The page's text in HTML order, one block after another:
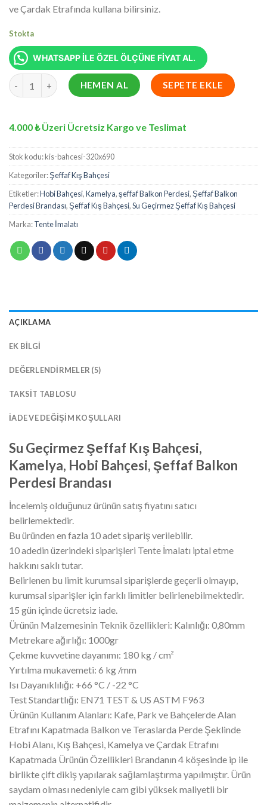
ve Çardak Etrafında kullana bilirsiniz.
Stokta
WHATSAPP İLE ÖZEL ÖLÇÜNE FİYAT AL.
320 x 690 cm Su Geçirmez Şeffaf Kış Bahçesi, Kamelya, Hobi
HEMEN AL SEPETE EKLE
4.000 ₺ Üzeri Ücretsiz Kargo ve Teslimat
Stok kodu:kis-bahcesi-320x690
Kategoriler:Şeffaf Kış Bahçesi
Etiketler:Hobi Bahçesi,Kamelya,şeffaf Balkon Perdesi,Şeffaf Balkon
Perdesi Brandası,Şeffaf Kış Bahçesi,Su Geçirmez Şeffaf Kış Bahçesi
Marka:Tente İmalatı
AÇIKLAMA
EK BILGI
DEĞERLENDIRMELER (5)
TAKSIT TABLOSU
İADE VE DEĞIŞIM KOŞULLARI
Su Geçirmez Şeffaf Kış Bahçesi,
Kamelya, Hobi Bahçesi, Şeffaf Balkon
Perdesi Brandası
İncelemiş olduğunuz ürünün satış fiyatını satıcı
belirlemektedir.
Bu üründen en fazla 10 adet sipariş verilebilir.
10 adedin üzerindeki siparişleri Tente İmalatı iptal etme
hakkını saklı tutar.
Belirlenen bu limit kurumsal siparişlerde geçerli olmayıp,
kurumsal siparişler için farklı limitler belirlenebilmektedir.
15 gün içinde ücretsiz iade.
Ürünün Malzemesinin Teknik özellikleri: Kalınlığı: 0,80mm
Metrekare ağırlığı: 1000gr
Çekme kuvvetine dayanımı: 180 kg / cm²
Yırtılma mukavemeti: 6 kg /mm
Isı Dayanıklılığı: +66 °C / -22 °C
Test Standartlığı: EN71 TEST & US ASTM F963
Ürünün Kullanım Alanları: Kafe, Park ve Bahçelerde Alan
Etrafını Kapatmada Balkon ve Teraslarda Perde Şeklinde
Hobi Alanı, Kış Bahçesi, Kamelya ve Çardak Etrafını
Kapatmada Ürünün Özellikleri Brandanın 4 köşesinde ip ile
birlikte çift dikiş yapılarak sağlamlaştırma yapılmıştır. Ürün
saydam olması nedeniyle cam gibi yüksek maliyetli bir